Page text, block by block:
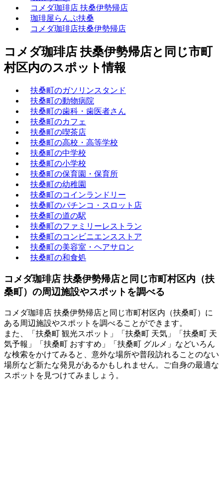
コメダ珈琲店 扶桑伊勢帰店
珈琲屋らんぷ扶桑
コメダ珈琲店扶桑伊勢帰店
コメダ珈琲店 扶桑伊勢帰店と同じ市町
村区内のスポット情報
扶桑町のガソリンスタンド
扶桑町の動物病院
扶桑町の歯科・歯医者さん
扶桑町のカフェ
扶桑町の喫茶店
扶桑町の高校・高等学校
扶桑町の中学校
扶桑町の小学校
扶桑町の保育園・保育所
扶桑町の幼稚園
扶桑町のコインランドリー
扶桑町のパチンコ・スロット店
扶桑町の道の駅
扶桑町のファミリーレストラン
扶桑町のコンビニエンスストア
扶桑町の美容室・ヘアサロン
扶桑町の和食処
コメダ珈琲店 扶桑伊勢帰店と同じ市町村区内（扶
桑町）の周辺施設やスポットを調べる
コメダ珈琲店 扶桑伊勢帰店と同じ市町村区内（扶桑町）に
ある周辺施設やスポットを調べることができます。
また、「扶桑町 観光スポット」「扶桑町 天気」「扶桑町 天
気予報」「扶桑町 おすすめ」「扶桑町 グルメ」などいろん
な検索をかけてみると、意外な場所や普段訪れることのない
場所など新たな発見があるかもしれません。ご自身の最適な
スポットを見つけてみましょう。